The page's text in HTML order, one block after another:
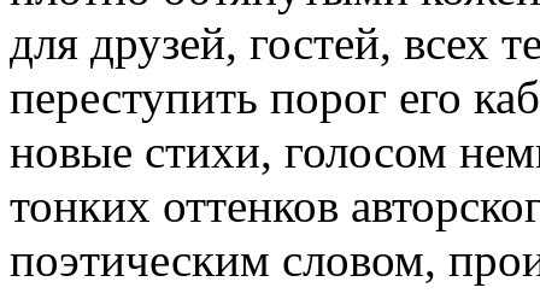
для друзей, гостей, всех
переступить порог его
новые стихи, голосом
тонких оттенков
поэтическим словом,